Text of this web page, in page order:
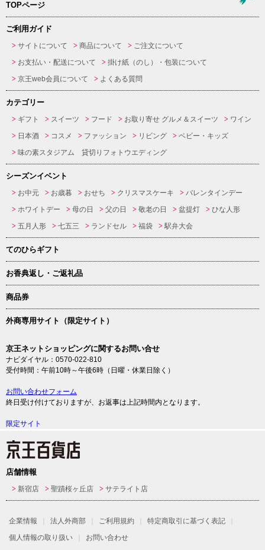
TOPページ
ご利用ガイド
サイトについて 商品について
ご注文について
お支払い・配送について
掛け紙（のし）・包装について
京王web会員について
よくある質問
カテゴリー
ギフト スイーツ フード お取り寄せ グルメ＆スイーツ
ワイン
日本酒
コスメ ファッション リビング
ベビー・キッズ
味の素スタジアム 貸切りフォトウエディング
シーズンイベント
お中元 お歳暮 おせち クリスマスケーキ
バレンタインデー
ホワイトデー
母の日 父の日 敬老の日 盆提灯
ひな人形
五月人形
七五三 ランドセル 福袋 駅弁大会
てのひらギフト
お香典返し・ご返礼品
商品券
外商専用サイト（限定サイト）
京王ネットショッピングに関するお問い合せ
ナビダイヤル：0570-022-810
受付時間：午前10時～午後6時（日曜・休業日除く）
お問い合わせフォーム
終日受け付けておりますが、お返事は上記時間内となります。
限定サイト
店舗情報
新宿店 聖蹟桜ヶ丘店 サテライト店
企業情報 法人外商部 ご利用規約
特定商取引に基づく表記
個人情報の取り扱い
お問い合わせ